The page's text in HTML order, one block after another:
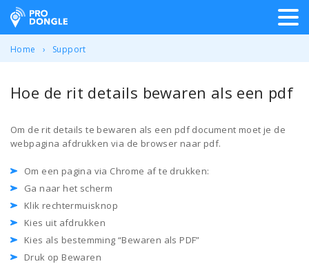
ProDongle Track & Trace
Home Support
Hoe de rit details bewaren als een pdf
Om de rit details te bewaren als een pdf document moet je de
webpagina afdrukken via de browser naar pdf.
Om een pagina via Chrome af te drukken:
Ga naar het scherm
Klik rechtermuisknop
Kies uit afdrukken
Kies als bestemming “Bewaren als PDF”
Druk op Bewaren